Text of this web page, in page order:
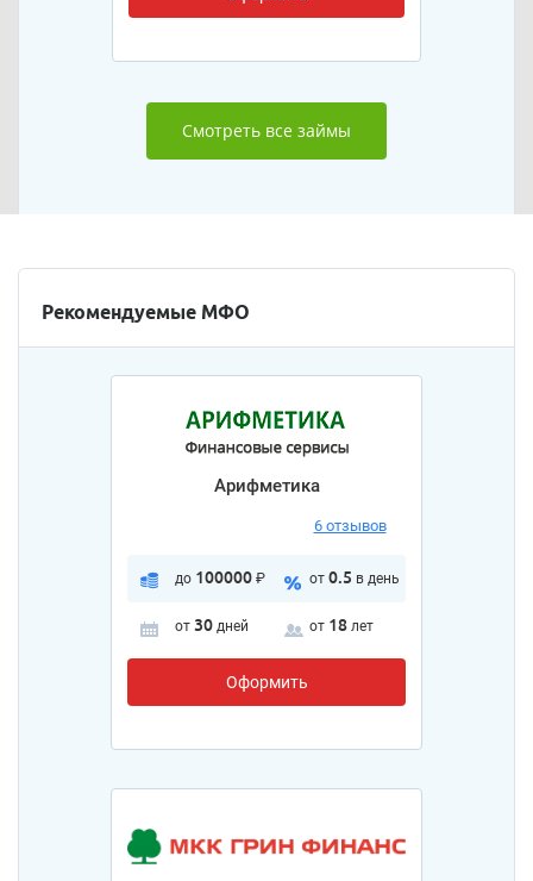
Смотреть все займы
Рекомендуемые МФО
Арифметика
6 отзывов
до 100000 ₽ от 0.5 в день
от 30 дней от 18 лет
Оформить